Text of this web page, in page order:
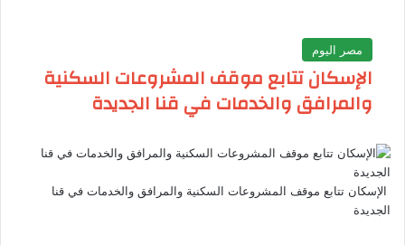
مصر اليوم
الإسكان تتابع موقف المشروعات السكنية
والمرافق والخدمات في قنا الجديدة
الإسكان تتابع موقف المشروعات السكنية والمرافق والخدمات في قنا
الجديدة